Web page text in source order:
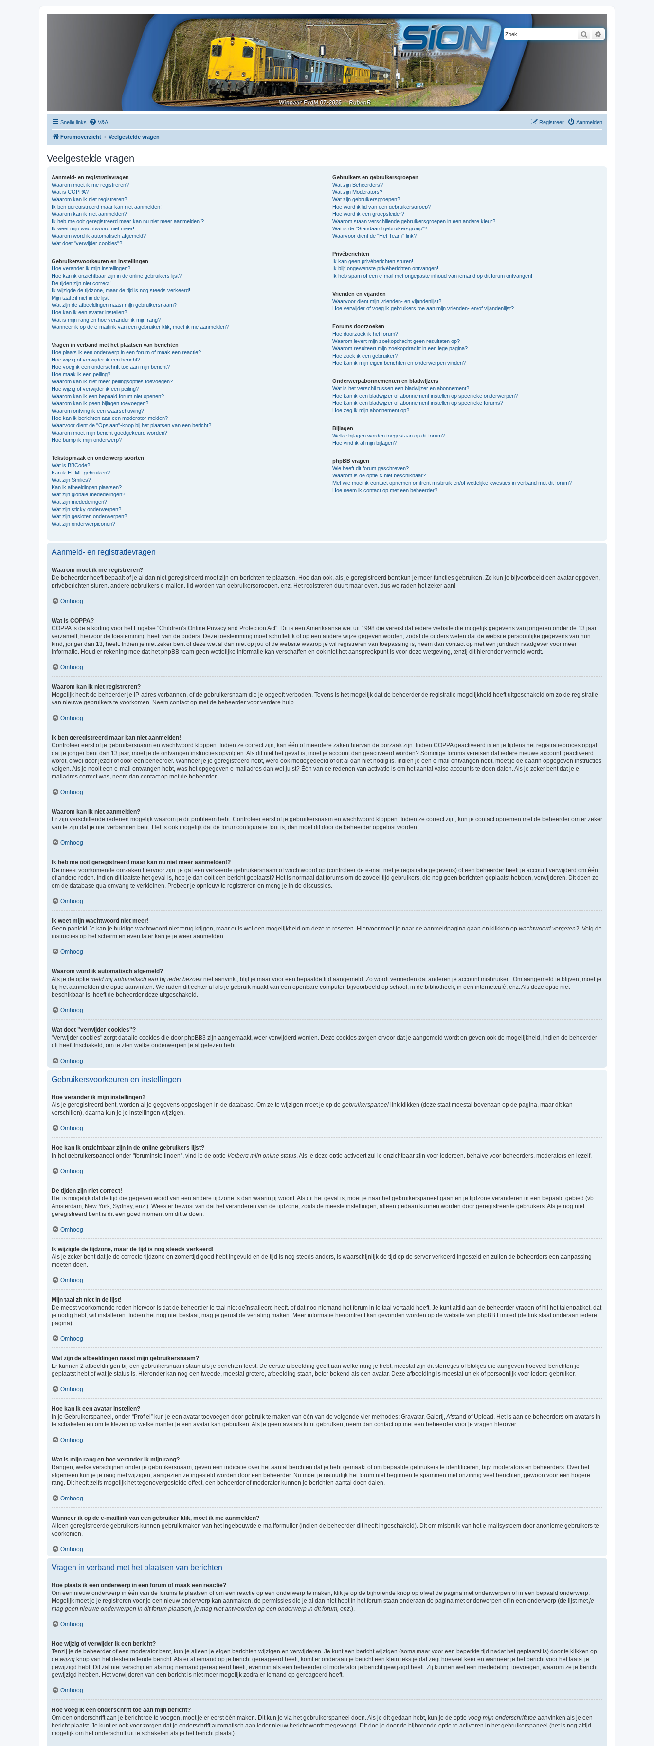
Zoek
Snelle links V&A Aanmelden
Registreer
Forumoverzicht Veelgestelde vragen
Veelgestelde vragen
Aanmeld- en registratievragen
Waarom moet ik me registreren?
Wat is COPPA?
Waarom kan ik niet registreren?
Ik ben geregistreerd maar kan niet aanmelden!
Waarom kan ik niet aanmelden?
Ik heb me ooit geregistreerd maar kan nu niet meer aanmelden!?
Ik weet mijn wachtwoord niet meer!
Waarom word ik automatisch afgemeld?
Wat doet "verwijder cookies"?
Gebruikersvoorkeuren en instellingen
Hoe verander ik mijn instellingen?
Hoe kan ik onzichtbaar zijn in de online gebruikers lijst?
De tijden zijn niet correct!
Ik wijzigde de tijdzone, maar de tijd is nog steeds verkeerd!
Mijn taal zit niet in de lijst!
Wat zijn de afbeeldingen naast mijn gebruikersnaam?
Hoe kan ik een avatar instellen?
Wat is mijn rang en hoe verander ik mijn rang?
Wanneer ik op de e-maillink van een gebruiker klik, moet ik me aanmelden?
Vragen in verband met het plaatsen van berichten
Hoe plaats ik een onderwerp in een forum of maak een reactie?
Hoe wijzig of verwijder ik een bericht?
Hoe voeg ik een onderschrift toe aan mijn bericht?
Hoe maak ik een peiling?
Waarom kan ik niet meer peilingsopties toevoegen?
Hoe wijzig of verwijder ik een peiling?
Waarom kan ik een bepaald forum niet openen?
Waarom kan ik geen bijlagen toevoegen?
Waarom ontving ik een waarschuwing?
Hoe kan ik berichten aan een moderator melden?
Waarvoor dient de "Opslaan"-knop bij het plaatsen van een bericht?
Waarom moet mijn bericht goedgekeurd worden?
Hoe bump ik mijn onderwerp?
Tekstopmaak en onderwerp soorten
Wat is BBCode?
Kan ik HTML gebruiken?
Wat zijn Smilies?
Kan ik afbeeldingen plaatsen?
Wat zijn globale mededelingen?
Wat zijn mededelingen?
Wat zijn sticky onderwerpen?
Wat zijn gesloten onderwerpen?
Wat zijn onderwerpiconen?
Gebruikers en gebruikersgroepen
Wat zijn Beheerders?
Wat zijn Moderators?
Wat zijn gebruikersgroepen?
Hoe word ik lid van een gebruikersgroep?
Hoe word ik een groepsleider?
Waarom staan verschillende gebruikersgroepen in een andere kleur?
Wat is de "Standaard gebruikersgroep"?
Waarvoor dient de "Het Team"-link?
Privéberichten
Ik kan geen privéberichten sturen!
Ik blijf ongewenste privéberichten ontvangen!
Ik heb spam of een e-mail met ongepaste inhoud van iemand op dit forum ontvangen!
Vrienden en vijanden
Waarvoor dient mijn vrienden- en vijandenlijst?
Hoe verwijder of voeg ik gebruikers toe aan mijn vrienden- en/of vijandenlijst?
Forums doorzoeken
Hoe doorzoek ik het forum?
Waarom levert mijn zoekopdracht geen resultaten op?
Waarom resulteert mijn zoekopdracht in een lege pagina?
Hoe zoek ik een gebruiker?
Hoe kan ik mijn eigen berichten en onderwerpen vinden?
Onderwerpabonnementen en bladwijzers
Wat is het verschil tussen een bladwijzer en abonnement?
Hoe kan ik een bladwijzer of abonnement instellen op specifieke onderwerpen?
Hoe kan ik een bladwijzer of abonnement instellen op specifieke forums?
Hoe zeg ik mijn abonnement op?
Bijlagen
Welke bijlagen worden toegestaan op dit forum?
Hoe vind ik al mijn bijlagen?
phpBB vragen
Wie heeft dit forum geschreven?
Waarom is de optie X niet beschikbaar?
Met wie moet ik contact opnemen omtrent misbruik en/of wettelijke kwesties in verband met dit forum?
Hoe neem ik contact op met een beheerder?
Aanmeld- en registratievragen
Waarom moet ik me registreren?
De beheerder heeft bepaalt of je al dan niet geregistreerd moet zijn om berichten te plaatsen. Hoe dan ook, als je geregistreerd bent kun je meer functies gebruiken. Zo kun je bijvoorbeeld een avatar opgeven,
privéberichten sturen, andere gebruikers e-mailen, lid worden van gebruikersgroepen, enz. Het registreren duurt maar even, dus we raden het zeker aan!
Omhoog
Wat is COPPA?
COPPA is de afkorting voor het Engelse "Children’s Online Privacy and Protection Act". Dit is een Amerikaanse wet uit 1998 die vereist dat iedere website die mogelijk gegevens van jongeren onder de 13 jaar
verzamelt, hiervoor de toestemming heeft van de ouders. Deze toestemming moet schriftelijk of op een andere wijze gegeven worden, zodat de ouders weten dat de website persoonlijke gegevens van hun
kind, jonger dan 13, heeft. Indien je niet zeker bent of deze wet al dan niet op jou of de website waarop je wil registreren van toepassing is, neem dan contact op met een juridisch raadgever voor meer
informatie. Houd er rekening mee dat het phpBB-team geen wettelijke informatie kan verschaffen en ook niet het aanspreekpunt is voor deze wetgeving, tenzij dit hieronder vermeld wordt.
Omhoog
Waarom kan ik niet registreren?
Mogelijk heeft de beheerder je IP-adres verbannen, of de gebruikersnaam die je opgeeft verboden. Tevens is het mogelijk dat de beheerder de registratie mogelijkheid heeft uitgeschakeld om zo de registratie
van nieuwe gebruikers te voorkomen. Neem contact op met de beheerder voor verdere hulp.
Omhoog
Ik ben geregistreerd maar kan niet aanmelden!
Controleer eerst of je gebruikersnaam en wachtwoord kloppen. Indien ze correct zijn, kan één of meerdere zaken hiervan de oorzaak zijn. Indien COPPA geactiveerd is en je tijdens het registratieproces opgaf
dat je jonger bent dan 13 jaar, moet je de ontvangen instructies opvolgen. Als dit niet het geval is, moet je account dan geactiveerd worden? Sommige forums vereisen dat iedere nieuwe account geactiveerd
wordt, ofwel door jezelf of door een beheerder. Wanneer je je geregistreerd hebt, werd ook medegedeeld of dit al dan niet nodig is. Indien je een e-mail ontvangen hebt, moet je de daarin opgegeven instructies
volgen. Als je nooit een e-mail ontvangen hebt, was het opgegeven e-mailadres dan wel juist? Één van de redenen van activatie is om het aantal valse accounts te doen dalen. Als je zeker bent dat je e-
mailadres correct was, neem dan contact op met de beheerder.
Omhoog
Waarom kan ik niet aanmelden?
Er zijn verschillende redenen mogelijk waarom je dit probleem hebt. Controleer eerst of je gebruikersnaam en wachtwoord kloppen. Indien ze correct zijn, kun je contact opnemen met de beheerder om er zeker
van te zijn dat je niet verbannen bent. Het is ook mogelijk dat de forumconfiguratie fout is, dan moet dit door de beheerder opgelost worden.
Omhoog
Ik heb me ooit geregistreerd maar kan nu niet meer aanmelden!?
De meest voorkomende oorzaken hiervoor zijn: je gaf een verkeerde gebruikersnaam of wachtwoord op (controleer de e-mail met je registratie gegevens) of een beheerder heeft je account verwijderd om één
of andere reden. Indien dit laatste het geval is, heb je dan ooit een bericht geplaatst? Het is normaal dat forums om de zoveel tijd gebruikers, die nog geen berichten geplaatst hebben, verwijderen. Dit doen ze
om de database qua omvang te verkleinen. Probeer je opnieuw te registreren en meng je in de discussies.
Omhoog
Ik weet mijn wachtwoord niet meer!
Geen paniek! Je kan je huidige wachtwoord niet terug krijgen, maar er is wel een mogelijkheid om deze te resetten. Hiervoor moet je naar de aanmeldpagina gaan en klikken op wachtwoord vergeten?. Volg de
instructies op het scherm en even later kan je je weer aanmelden.
Omhoog
Waarom word ik automatisch afgemeld?
Als je de optie meld mij automatisch aan bij ieder bezoekniet aanvinkt, blijf je maar voor een bepaalde tijd aangemeld. Zo wordt vermeden dat anderen je account misbruiken. Om aangemeld te blijven, moet je
bij het aanmelden die optie aanvinken. We raden dit echter af als je gebruik maakt van een openbare computer, bijvoorbeeld op school, in de bibliotheek, in een internetcafé, enz. Als deze optie niet
beschikbaar is, heeft de beheerder deze uitgeschakeld.
Omhoog
Wat doet "verwijder cookies"?
"Verwijder cookies" zorgt dat alle cookies die door phpBB3 zijn aangemaakt, weer verwijderd worden. Deze cookies zorgen ervoor dat je aangemeld wordt en geven ook de mogelijkheid, indien de beheerder
dit heeft inschakeld, om te zien welke onderwerpen je al gelezen hebt.
Omhoog
Gebruikersvoorkeuren en instellingen
Hoe verander ik mijn instellingen?
Als je geregistreerd bent, worden al je gegevens opgeslagen in de database. Om ze te wijzigen moet je op de gebruikerspaneel link klikken (deze staat meestal bovenaan op de pagina, maar dit kan
verschillen), daarna kun je je instellingen wijzigen.
Omhoog
Hoe kan ik onzichtbaar zijn in de online gebruikers lijst?
In het gebruikerspaneel onder "foruminstellingen", vind je de optie Verberg mijn online status. Als je deze optie activeert zul je onzichtbaar zijn voor iedereen, behalve voor beheerders, moderators en jezelf.
Omhoog
De tijden zijn niet correct!
Het is mogelijk dat de tijd die gegeven wordt van een andere tijdzone is dan waarin jij woont. Als dit het geval is, moet je naar het gebruikerspaneel gaan en je tijdzone veranderen in een bepaald gebied (vb:
Amsterdam, New York, Sydney, enz.). Wees er bewust van dat het veranderen van de tijdzone, zoals de meeste instellingen, alleen gedaan kunnen worden door geregistreerde gebruikers. Als je nog niet
geregistreerd bent is dit een goed moment om dit te doen.
Omhoog
Ik wijzigde de tijdzone, maar de tijd is nog steeds verkeerd!
Als je zeker bent dat je de correcte tijdzone en zomertijd goed hebt ingevuld en de tijd is nog steeds anders, is waarschijnlijk de tijd op de server verkeerd ingesteld en zullen de beheerders een aanpassing
moeten doen.
Omhoog
Mijn taal zit niet in de lijst!
De meest voorkomende reden hiervoor is dat de beheerder je taal niet geïnstalleerd heeft, of dat nog niemand het forum in je taal vertaald heeft. Je kunt altijd aan de beheerder vragen of hij het talenpakket, dat
je nodig hebt, wil installeren. Indien het nog niet bestaat, mag je gerust de vertaling maken. Meer informatie hieromtrent kan gevonden worden op de website van phpBB Limited (de link staat onderaan iedere
pagina).
Omhoog
Wat zijn de afbeeldingen naast mijn gebruikersnaam?
Er kunnen 2 afbeeldingen bij een gebruikersnaam staan als je berichten leest. De eerste afbeelding geeft aan welke rang je hebt, meestal zijn dit sterretjes of blokjes die aangeven hoeveel berichten je
geplaatst hebt of wat je status is. Hieronder kan nog een tweede, meestal grotere, afbeelding staan, beter bekend als een avatar. Deze afbeelding is meestal uniek of persoonlijk voor iedere gebruiker.
Omhoog
Hoe kan ik een avatar instellen?
In je Gebruikerspaneel, onder “Profiel” kun je een avatar toevoegen door gebruik te maken van één van de volgende vier methodes: Gravatar, Galerij, Afstand of Upload. Het is aan de beheerders om avatars in
te schakelen en om te kiezen op welke manier je een avatar kan gebruiken. Als je geen avatars kunt gebruiken, neem dan contact op met een beheerder voor je vragen hierover.
Omhoog
Wat is mijn rang en hoe verander ik mijn rang?
Rangen, welke verschijnen onder je gebruikersnaam, geven een indicatie over het aantal berchten dat je hebt gemaakt of om bepaalde gebruikers te identificeren, bijv. moderators en beheerders. Over het
algemeen kun je je rang niet wijzigen, aangezien ze ingesteld worden door een beheerder. Nu moet je natuurlijk het forum niet beginnen te spammen met onzinnig veel berichten, gewoon voor een hogere
rang. Dit heeft zelfs mogelijk het tegenovergestelde effect, een beheerder of moderator kunnen je berichten aantal doen dalen.
Omhoog
Wanneer ik op de e-maillink van een gebruiker klik, moet ik me aanmelden?
Alleen geregistreerde gebruikers kunnen gebruik maken van het ingebouwde e-mailformulier (indien de beheerder dit heeft ingeschakeld). Dit om misbruik van het e-mailsysteem door anonieme gebruikers te
voorkomen.
Omhoog
Vragen in verband met het plaatsen van berichten
Hoe plaats ik een onderwerp in een forum of maak een reactie?
Om een nieuw onderwerp in één van de forums te plaatsen of om een reactie op een onderwerp te maken, klik je op de bijhorende knop op ofwel de pagina met onderwerpen of in een bepaald onderwerp.
Mogelijk moet je je registreren voor je een nieuw onderwerp kan aanmaken, de permissies die je al dan niet hebt in het forum staan onderaan de pagina met onderwerpen of in een onderwerp (de lijst metje
mag geen nieuwe onderwerpen in dit forum plaatsen, je mag niet antwoorden op een onderwerp in dit forum, enz.).
Omhoog
Hoe wijzig of verwijder ik een bericht?
Tenzij je de beheerder of een moderator bent, kun je alleen je eigen berichten wijzigen en verwijderen. Je kunt een bericht wijzigen (soms maar voor een beperkte tijd nadat het geplaatst is) door te klikken op
de wijzig knop van het desbetreffende bericht. Als er al iemand op je bericht gereageerd heeft, komt er onderaan je bericht een klein tekstje dat zegt hoeveel keer en wanneer je het bericht voor het laatst je
gewijzigd hebt. Dit zal niet verschijnen als nog niemand gereageerd heeft, evenmin als een beheerder of moderator je bericht gewijzigd heeft. Zij kunnen wel een mededeling toevoegen, waarom ze je bericht
gewijzigd hebben. Het verwijderen van een bericht is niet meer mogelijk zodra er iemand op gereageerd heeft.
Omhoog
Hoe voeg ik een onderschrift toe aan mijn bericht?
Om een onderschrift aan je bericht toe te voegen, moet je er eerst één maken. Dit kun je via het gebruikerspaneel doen. Als je dit gedaan hebt, kun je de optie voeg mijn onderschrift toe aanvinken als je een
bericht plaatst. Je kunt er ook voor zorgen dat je onderschrift automatisch aan ieder nieuw bericht wordt toegevoegd. Dit doe je door de bijhorende optie te activeren in het gebruikerspaneel (het is nog altijd
mogelijk om het onderschrift uit te schakelen als je het bericht plaatst).